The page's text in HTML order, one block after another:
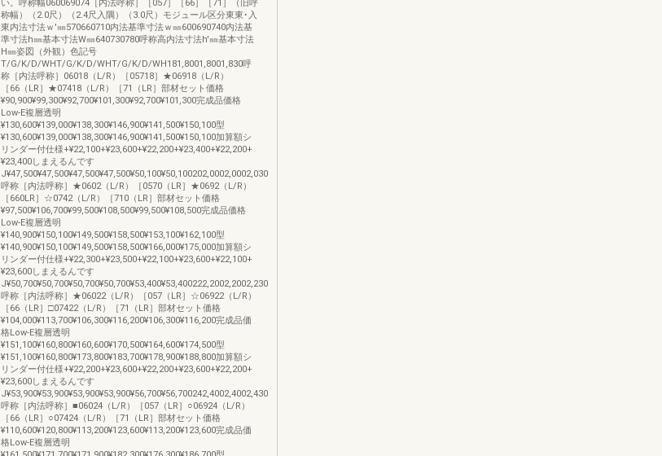
い。呼称幅060069074［内法呼称］［057］［66］［71］（旧呼
称幅）（2.0尺）（2.4尺入隅）（3.0尺）モジュール区分東東･入
東内法寸法ｗ'㎜570660710内法基準寸法ｗ㎜600690740内法基
準寸法h㎜基本寸法W㎜640730780呼称高内法寸法h'㎜基本寸法
H㎜姿図（外観）色記号
T/G/K/D/WHT/G/K/D/WHT/G/K/D/WH181,8001,8001,830呼
称［内法呼称］06018（L/R）［05718］★06918（L/R）
［66（LR］★07418（L/R）［71（LR］部材セット価格
¥90,900¥99,300¥92,700¥101,300¥92,700¥101,300完成品価格
Low-E複層透明
¥130,600¥139,000¥138,300¥146,900¥141,500¥150,100型
¥130,600¥139,000¥138,300¥146,900¥141,500¥150,100加算額シ
リンダー付仕様+¥22,100+¥23,600+¥22,200+¥23,400+¥22,200+
¥23,400しまえるんです
J¥47,500¥47,500¥47,500¥47,500¥50,100¥50,100202,0002,0002,030
呼称［内法呼称］★0602（L/R）［0570（LR］★0692（L/R）
［660LR］☆0742（L/R）［710（LR］部材セット価格
¥97,500¥106,700¥99,500¥108,500¥99,500¥108,500完成品価格
Low-E複層透明
¥140,900¥150,100¥149,500¥158,500¥153,100¥162,100型
¥140,900¥150,100¥149,500¥158,500¥166,000¥175,000加算額シ
リンダー付仕様+¥22,300+¥23,500+¥22,100+¥23,600+¥22,100+
¥23,600しまえるんです
J¥50,700¥50,700¥50,700¥50,700¥53,400¥53,400222,2002,2002,230
呼称［内法呼称］★06022（L/R）［057（LR］☆06922（L/R）
［66（LR］□07422（L/R）［71（LR］部材セット価格
¥104,000¥113,700¥106,300¥116,200¥106,300¥116,200完成品価
格Low-E複層透明
¥151,100¥160,800¥160,600¥170,500¥164,600¥174,500型
¥151,100¥160,800¥173,800¥183,700¥178,900¥188,800加算額シ
リンダー付仕様+¥22,200+¥23,600+¥22,200+¥23,600+¥22,200+
¥23,600しまえるんです
J¥53,900¥53,900¥53,900¥53,900¥56,700¥56,700242,4002,4002,430
呼称［内法呼称］■06024（L/R）［057（LR］○06924（L/R）
［66（LR］○07424（L/R）［71（LR］部材セット価格
¥110,600¥120,800¥113,200¥123,600¥113,200¥123,600完成品価
格Low-E複層透明